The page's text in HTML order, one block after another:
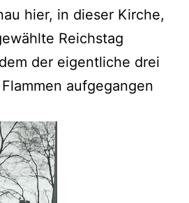
hier, in dieser Kirche,
Reichstag
der eigentliche drei
aufgegangen